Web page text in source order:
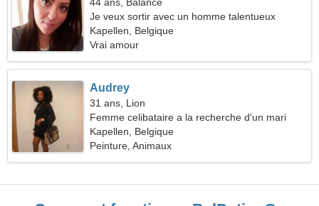
Je veux sortir avec un homme talentueux
Kapellen, Belgique
Vrai amour
Audrey
31 ans, Lion
Femme celibataire a la recherche d'un mari
Kapellen, Belgique
Peinture, Animaux